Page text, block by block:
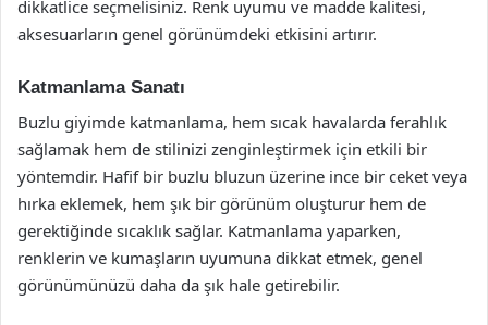
dikkatlice seçmelisiniz. Renk uyumu ve madde kalitesi,
aksesuarların genel görünümdeki etkisini artırır.
Katmanlama Sanatı
Buzlu giyimde katmanlama, hem sıcak havalarda ferahlık
sağlamak hem de stilinizi zenginleştirmek için etkili bir
yöntemdir. Hafif bir buzlu bluzun üzerine ince bir ceket veya
hırka eklemek, hem şık bir görünüm oluşturur hem de
gerektiğinde sıcaklık sağlar. Katmanlama yaparken,
renklerin ve kumaşların uyumuna dikkat etmek, genel
görünümünüzü daha da şık hale getirebilir.